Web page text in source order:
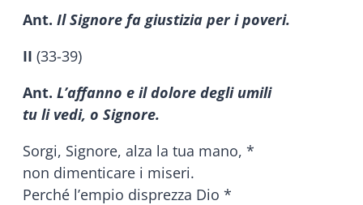
Ant. Il Signore fa giustizia per i poveri.
II (33-39)
Ant. L’affanno e il dolore degli umili
tu li vedi, o Signore.
Sorgi, Signore, alza la tua mano, *
non dimenticare i miseri.
Perché l’empio disprezza Dio *